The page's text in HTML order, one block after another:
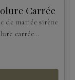
Carrée
de mariée sirène
carrée...